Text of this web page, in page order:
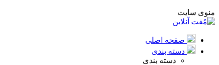
منوی سایت
صفحه اصلی
دسته بندی
دسته بندی